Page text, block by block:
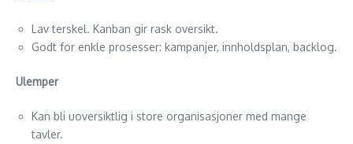
Lav terskel. Kanban gir rask oversikt.
Godt for enkle prosesser: kampanjer, innholdsplan, backlog.
Ulemper
Kan bli uoversiktlig i store organisasjoner med mange
tavler.